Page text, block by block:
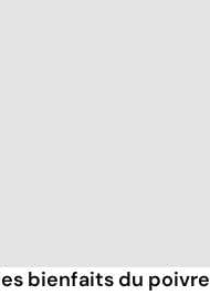
bienfaits du